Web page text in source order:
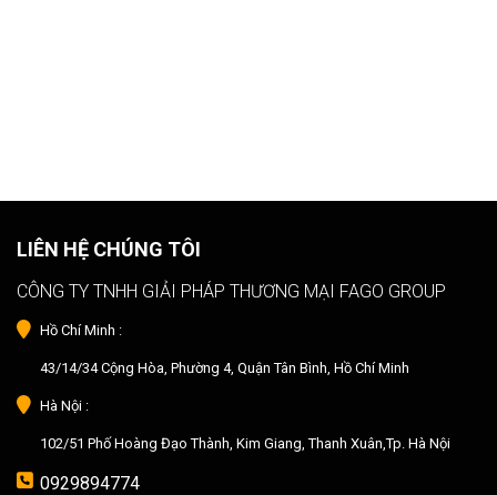
LIÊN HỆ CHÚNG TÔI
CÔNG TY TNHH GIẢI PHÁP THƯƠNG MẠI FAGO GROUP
Hồ Chí Minh :
43/14/34 Cộng Hòa, Phường 4, Quận Tân Bình, Hồ Chí Minh
Hà Nội :
102/51 Phố Hoàng Đạo Thành, Kim Giang, Thanh Xuân,Tp. Hà Nội
0929894774